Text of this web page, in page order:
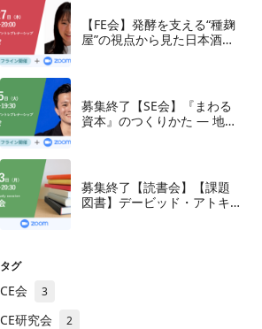
【FE会】発酵を支える“種麹
屋”の視点から見た日本酒産
募集終了【SE会】『まわる
資本』のつくりかた — 地方
募集終了【読書会】【課題
図書】デービッド・アトキ
タグ
CE会 3
CE研究会 2